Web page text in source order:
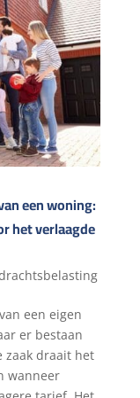
een woning:
het verlaagde
een eigen
er bestaan
zaak draait het
wanneer